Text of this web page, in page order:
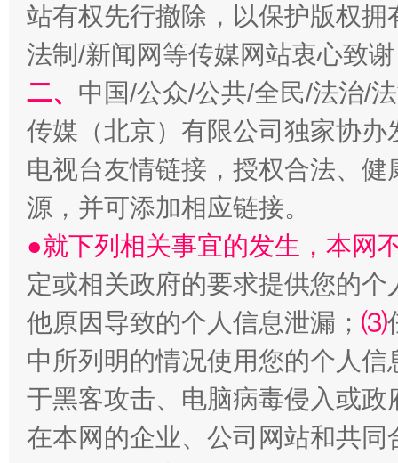
揭开“小金库”的免责幌子
受贿1.44亿！段成刚被判无期 从幼
站有权先行撤除，以保护版权
法制/新闻网等传媒网站衷心致
二、 中国/公众/公共/全民/法治/
传媒（北京）有限公司独家协
电视台友情链接，授权合法、
源，并可添加相应链接。
●就下列相关事宜的发生，本网
定或相关政府的要求提供您的个
他原因导致的个人信息泄漏； ⑶
中所列明的情况使用您的个人
于黑客攻击、电脑病毒侵入或
在本网的企业、公司网站和共